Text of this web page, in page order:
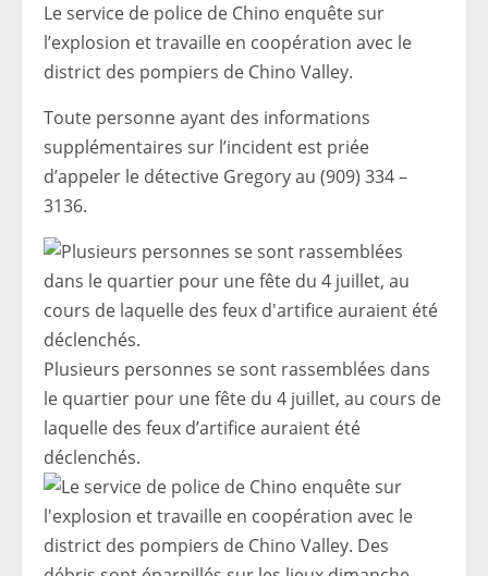
Le service de police de Chino enquête sur
l’explosion et travaille en coopération avec le
district des pompiers de Chino Valley.
Toute personne ayant des informations
supplémentaires sur l’incident est priée
d’appeler le détective Gregory au (909) 334 –
3136.
Plusieurs personnes se sont rassemblées dans
le quartier pour une fête du 4 juillet, au cours de
laquelle des feux d’artifice auraient été
déclenchés.